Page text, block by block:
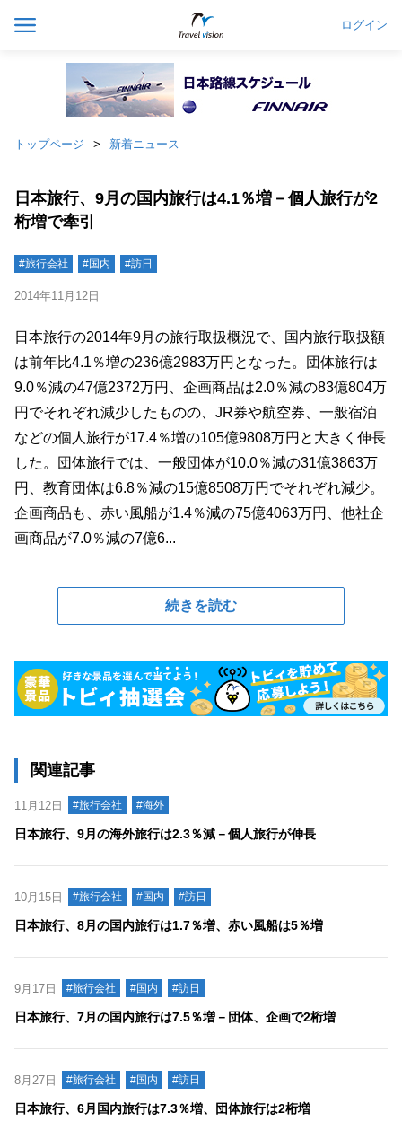
ログイン
トップページ 新着ニュース
日本旅行、9月の国内旅行は4.1％増－個人旅行が2
桁増で牽引
#旅行会社 #国内 #訪日
2014年11月12日
日本旅行の2014年9月の旅行取扱概況で、国内旅行取扱額
は前年比4.1％増の236億2983万円となった。団体旅行は
9.0％減の47億2372万円、企画商品は2.0％減の83億804万
円でそれぞれ減少したものの、JR券や航空券、一般宿泊
などの個人旅行が17.4％増の105億9808万円と大きく伸長
した。団体旅行では、一般団体が10.0％減の31億3863万
円、教育団体は6.8％減の15億8508万円でそれぞれ減少。
企画商品も、赤い風船が1.4％減の75億4063万円、他社企
画商品が7.0％減の7億6...
続きを読む
関連記事
11月12日 #旅行会社 #海外
日本旅行、9月の海外旅行は2.3％減－個人旅行が伸長
10月15日 #旅行会社 #国内 #訪日
日本旅行、8月の国内旅行は1.7％増、赤い風船は5％増
9月17日 #旅行会社 #国内 #訪日
日本旅行、7月の国内旅行は7.5％増－団体、企画で2桁増
8月27日 #旅行会社 #国内 #訪日
日本旅行、6月国内旅行は7.3％増、団体旅行は2桁増